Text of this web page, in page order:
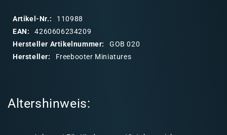
b
n
Artikel-Nr.:
110988
EAN:
4260606234209
Hersteller Artikelnummer:
GOB 020
Hersteller:
Freebooter Miniatures
Altershinweis: